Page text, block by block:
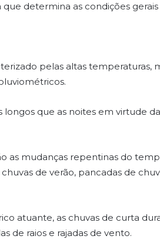
determina as condições
pelas altas temperaturas,
longos que as noites em virtude
as mudanças repentinas do
de verão, pancadas de
atuante, as chuvas de curta
de raios e rajadas de vento.